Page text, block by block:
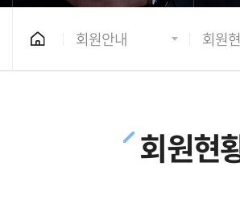
회원안내 회원
회원현